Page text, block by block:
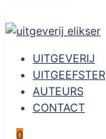
UITGEVERIJ
UITGEEFSTER
AUTEURS
CONTACT
0